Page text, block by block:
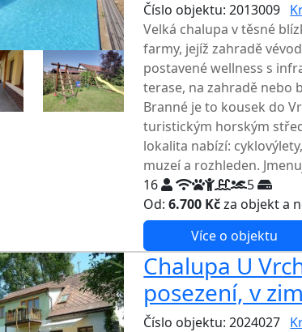
Číslo objektu: 2013009
Velká chalupa v těsné
farmy, jejíž zahradě
postavené wellness s
terase, na zahradě nebo
Branné je to kousek do
turistickým horským
lokalita nabízí:
muzeí a rozhleden.
16
5
Od:6.700 Kčza objekt a
Více o objektu
Chalupa U
posezení, v
Číslo objektu: 2024027